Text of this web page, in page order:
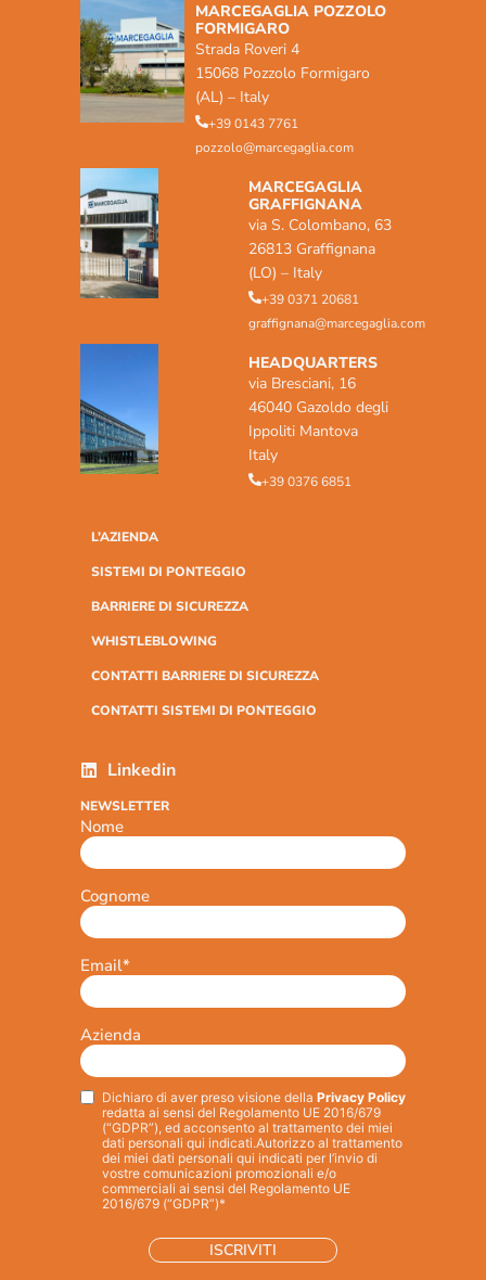
MARCEGAGLIA POZZOLO
FORMIGARO
Strada Roveri 4
15068 Pozzolo Formigaro
(AL) – Italy
+39 0143 7761
pozzolo@marcegaglia.com
MARCEGAGLIA
GRAFFIGNANA
via S. Colombano, 63
26813 Graffignana
(LO) – Italy
+39 0371 20681
graffignana@marcegaglia.com
HEADQUARTERS
via Bresciani, 16
46040 Gazoldo degli
Ippoliti Mantova
Italy
+39 0376 6851
L’AZIENDA
SISTEMI DI PONTEGGIO
BARRIERE DI SICUREZZA
WHISTLEBLOWING
CONTATTI BARRIERE DI SICUREZZA
CONTATTI SISTEMI DI PONTEGGIO
Linkedin
NEWSLETTER
Nome
Cognome
Email*
Azienda
Privacy*
Dichiaro di aver preso visione della Privacy Policy
redatta ai sensi del Regolamento UE 2016/679
(“GDPR”), ed acconsento al trattamento dei miei
dati personali qui indicati.Autorizzo al trattamento
dei miei dati personali qui indicati per l’invio di
vostre comunicazioni promozionali e/o
commerciali ai sensi del Regolamento UE
2016/679 (“GDPR”)*